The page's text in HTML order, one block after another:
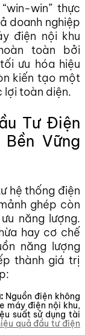
win” thực
doanh nghiệp
điện nội khu
toàn bởi
ưu hóa hiệu
kiến tạo một
lợi toàn diện.
Tư Điện
Vững
hệ thống điện
ghép còn
năng lượng.
hay cơ chế
năng lượng
thành giá trị
Nguồn điện không
máy điện nội khu,
suất sử dụng tài
quả đầu tư điện